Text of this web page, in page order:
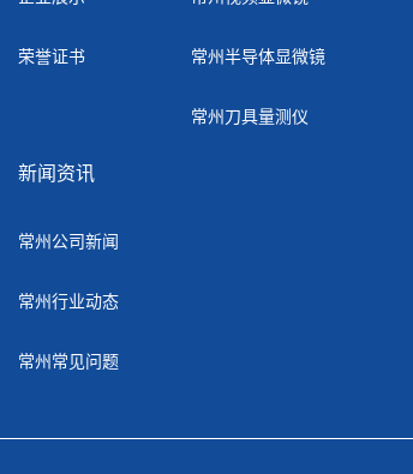
荣誉证书 常州半导体显微镜
常州刀具量测仪
新闻资讯
常州公司新闻
常州行业动态
常州常见问题